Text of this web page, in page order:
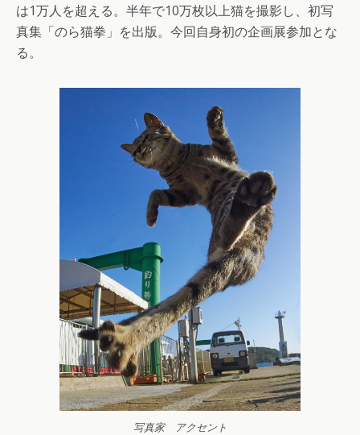
は1万人を超える。半年で10万枚以上猫を撮影し、初写
真集「のら猫拳」を出版。今回自身初の企画展参加とな
る。
写真家 アクセント